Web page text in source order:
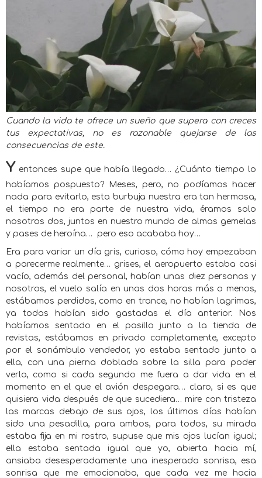
Cuando la vida te ofrece un sueño que supera con creces
tus expectativas, no es razonable quejarse de las
consecuencias de este.
Y entonces supe que había llegado… ¿Cuánto tiempo lo
habíamos pospuesto? Meses, pero, no podíamos hacer
nada para evitarlo, esta burbuja nuestra era tan hermosa,
el tiempo no era parte de nuestra vida, éramos solo
nosotros dos, juntos en nuestro mundo de almas gemelas
y pases de heroína…
pero eso acababa hoy…
Era para variar un día gris, curioso, cómo hoy empezaban
a parecerme realmente… grises, el aeropuerto estaba casi
vacío, además del personal, habían unas diez personas y
nosotros, el vuelo salía en unas dos horas más o menos,
estábamos perdidos, como en trance, no habían lagrimas,
ya todas habían sido gastadas el día anterior. Nos
habíamos sentado en el pasillo junto a la tienda de
revistas, estábamos en privado completamente, excepto
por el sonámbulo vendedor, yo estaba sentado junto a
ella, con una pierna doblada sobre la silla para poder
verla, como si cada segundo me fuera a dar vida en el
momento en el que el avión despegara… claro, si es que
quisiera vida después de que sucediera… mire con tristeza
las marcas debajo de sus ojos, los últimos días habían
sido una pesadilla, para ambos, para todos, su mirada
estaba fija en mi rostro, supuse que mis ojos lucían igual;
ella estaba sentada igual que yo, abierta hacia mí,
ansiaba desesperadamente una inesperada sonrisa, esa
sonrisa que me emocionaba, que cada vez me hacia